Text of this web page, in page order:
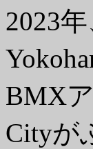
2023
BMX
Cityが